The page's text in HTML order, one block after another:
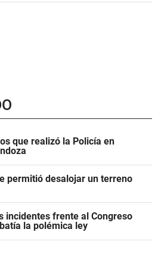
que realizó la Policía en
permitió desalojar un terreno
incidentes frente al Congreso
la polémica ley